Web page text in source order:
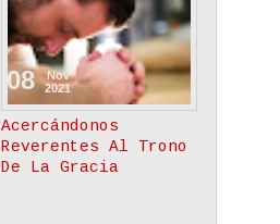
POLÍTICA DE
PRIVACIDAD
19
Nov
2023